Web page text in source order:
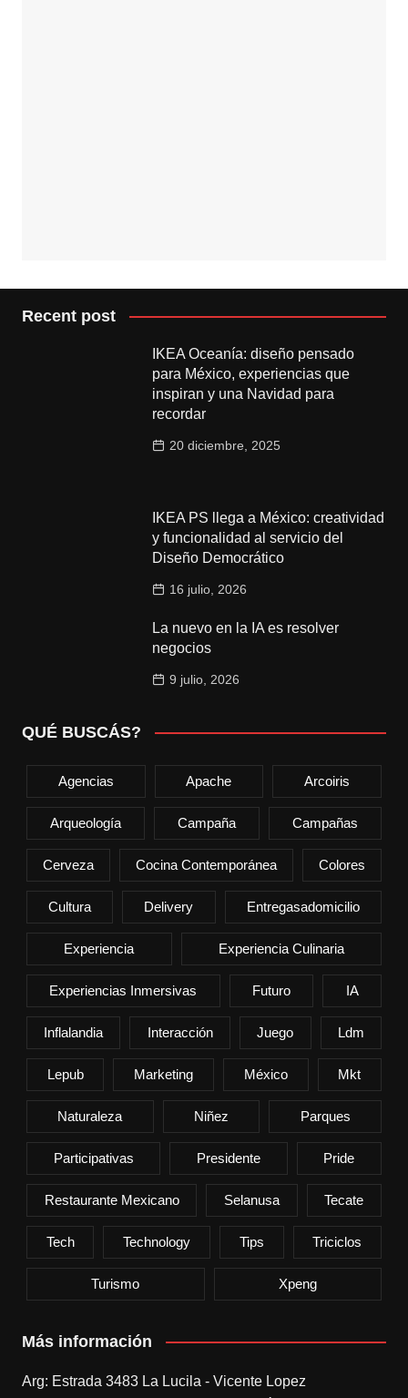
Recent post
IKEA Oceanía: diseño pensado
para México, experiencias que
inspiran y una Navidad para
recordar
20 diciembre, 2025
IKEA PS llega a México: creatividad
y funcionalidad al servicio del
Diseño Democrático
16 julio, 2026
La nuevo en la IA es resolver
negocios
9 julio, 2026
QUÉ BUSCÁS?
Agencias Apache Arcoiris
Arqueología Campaña Campañas
Cerveza Cocina Contemporánea Colores
Cultura Delivery Entregasadomicilio
Experiencia Experiencia Culinaria
Experiencias Inmersivas Futuro IA
Inflalandia Interacción Juego Ldm
Lepub Marketing México Mkt
Naturaleza Niñez Parques
Participativas Presidente Pride
Restaurante Mexicano Selanusa Tecate
Tech Technology Tips Triciclos
Turismo Xpeng
Más información
Arg: Estrada 3483 La Lucila - Vicente Lopez